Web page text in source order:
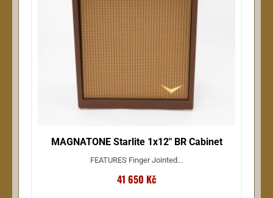
MAGNATONE Starlite 1x12" BR Cabinet
FEATURES Finger Jointed...
41 650 Kč